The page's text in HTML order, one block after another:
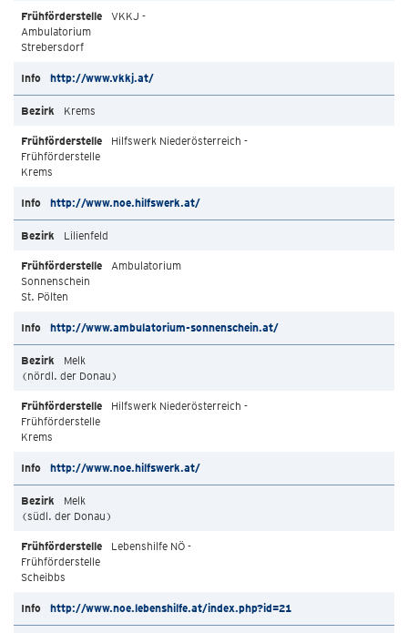
VKKJ -
Ambulatorium
Strebersdorf
http://www.vkkj.at/
Krems
Hilfswerk Niederösterreich -
Frühförderstelle
Krems
http://www.noe.hilfswerk.at/
Lilienfeld
Ambulatorium
Sonnenschein
St. Pölten
http://www.ambulatorium-sonnenschein.at/
Melk
(nördl. der Donau)
Hilfswerk Niederösterreich -
Frühförderstelle
Krems
http://www.noe.hilfswerk.at/
Melk
(südl. der Donau)
Lebenshilfe NÖ -
Frühförderstelle
Scheibbs
http://www.noe.lebenshilfe.at/index.php?id=21